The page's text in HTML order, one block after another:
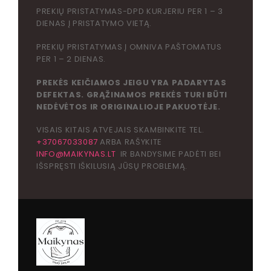
PREKIŲ PRISTATYMAS-DPD KURJERIU PER 1 – 3
DIENAS Į PRISTATYMO VIETĄ.
PREKIŲ PRISTATYMAS Į OMNIVA PAŠTOMATUS
PER 1 – 2 DIENAS.
PREKĖS KEIČIAMOS JEIGU YRA PADARYTAS
DEFEKTAS. GRĄŽINAMOS PREKĖS TURI BŪTI
NEDĖVĖTOS IR ORIGINALIOJE PAKUOTĖJE.
VISAIS KITAIS ATVEJAIS SKAMBINKITE TEL.
+37067033087 ARBA RAŠYKITE
INFO@MAIKYNAS.LT IR BANDYSIME PADĖTI BEI
IŠSPRĘSTI IŠKILUSIĄ JŪSŲ PROBLEMĄ.